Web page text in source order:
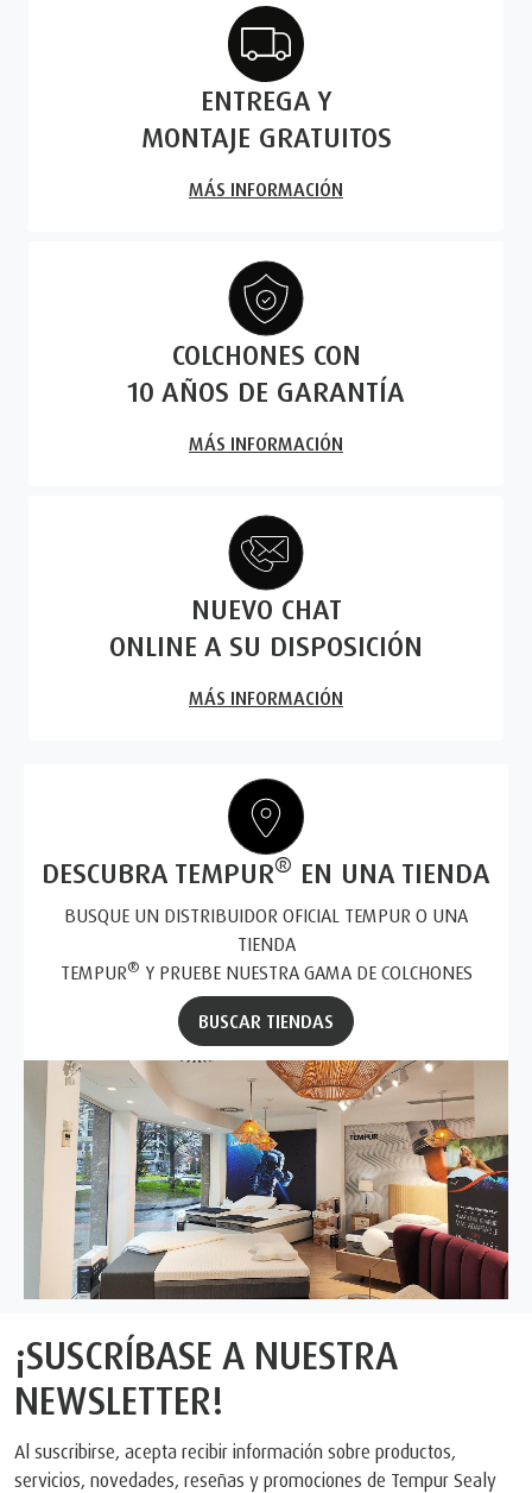
ENTREGA Y
MONTAJE GRATUITOS
MÁS INFORMACIÓN
COLCHONES CON
10 AÑOS DE GARANTÍA
MÁS INFORMACIÓN
NUEVO CHAT
ONLINE A SU DISPOSICIÓN
MÁS INFORMACIÓN
DESCUBRA TEMPUR® EN UNA TIENDA
BUSQUE UN DISTRIBUIDOR OFICIAL TEMPUR O UNA
TIENDA
TEMPUR® Y PRUEBE NUESTRA GAMA DE COLCHONES
BUSCAR TIENDAS
¡SUSCRÍBASE A NUESTRA
NEWSLETTER!
Al suscribirse, acepta recibir información sobre productos,
servicios, novedades, reseñas y promociones de Tempur Sealy